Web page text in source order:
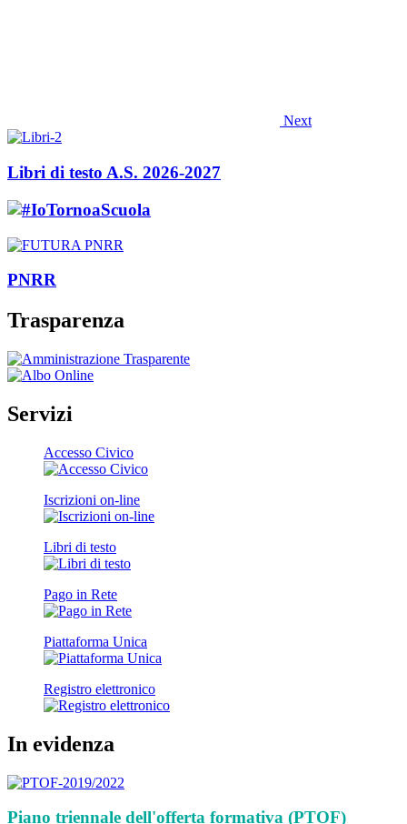
Next
Libri di testo A.S. 2026-2027
PNRR
Trasparenza
Servizi
Accesso Civico
Iscrizioni on-line
Libri di testo
Pago in Rete
Piattaforma Unica
Registro elettronico
In evidenza
Piano triennale dell'offerta formativa (PTOF)